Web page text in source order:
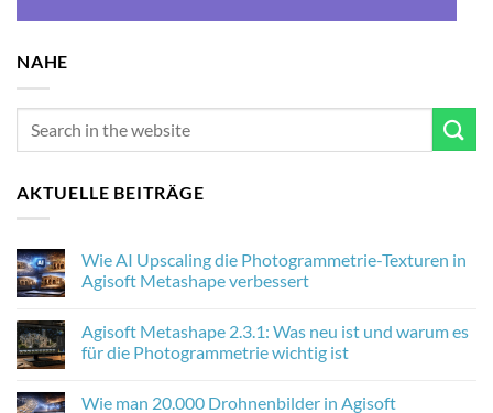
NAHE
AKTUELLE BEITRÄGE
Wie AI Upscaling die Photogrammetrie-Texturen in
Agisoft Metashape verbessert
on
Wie
AI
Photogrammetrie-
Agisoft Metashape 2.3.1: Was neu ist und warum es
für die Photogrammetrie wichtig ist
on
Wie man 20.000 Drohnenbilder in Agisoft